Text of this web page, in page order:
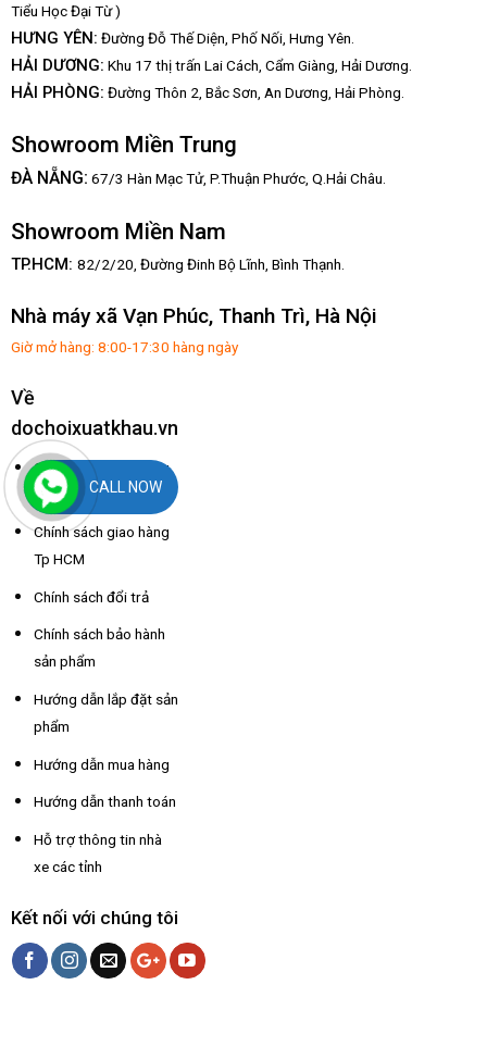
Tiểu Học Đại Từ )
HƯNG YÊN: Đường Đỗ Thế Diện, Phố Nối, Hưng Yên.
HẢI DƯƠNG: Khu 17 thị trấn Lai Cách, Cẩm Giàng, Hải Dương.
HẢI PHÒNG: Đường Thôn 2, Bắc Sơn, An Dương, Hải Phòng.
Showroom Miền Trung
ĐÀ NẴNG: 67/3 Hàn Mạc Tử, P.Thuận Phước, Q.Hải Châu.
Showroom Miền Nam
TP.HCM: 82/2/20, Đường Đinh Bộ Lĩnh, Bình Thạnh.
Nhà máy xã Vạn Phúc, Thanh Trì, Hà Nội
Giờ mở hàng: 8:00-17:30 hàng ngày
Về
dochoixuatkhau.vn
Chính sách giao hàng
Tp Hà Nội
Chính sách giao hàng
Tp HCM
Chính sách đổi trả
Chính sách bảo hành
sản phẩm
Hướng dẫn lắp đặt sản
phẩm
Hướng dẫn mua hàng
Hướng dẫn thanh toán
Hỗ trợ thông tin nhà
xe các tỉnh
Kết nối với chúng tôi
CALL NOW